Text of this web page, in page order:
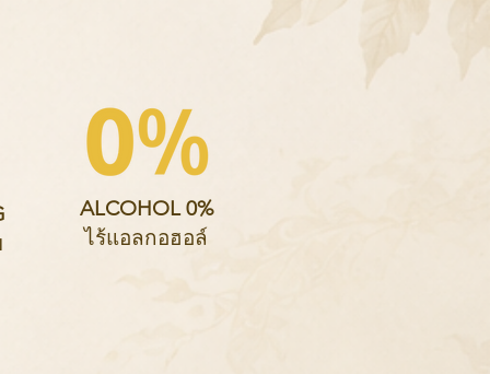
ALCOHOL 0%
ไร้แอลกอฮอล์